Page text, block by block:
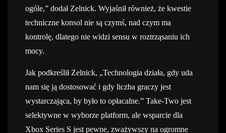
ogóle,” dodał Zelnick. Wyjaśnił również, że kwestie
techniczne konsol nie są czymś, nad czym ma
kontrolę, dlatego nie widzi sensu w roztrząsaniu ich
mocy.
Jak podkreślił Zelnick, „Technologia działa, gdy uda
nam się ją dostosować i gdy liczba graczy jest
wystarczająca, by było to opłacalne.” Take-Two jest
selektywne w wyborze platform, ale wsparcie dla
Xbox Series S jest pewne, zważywszy na ogromne